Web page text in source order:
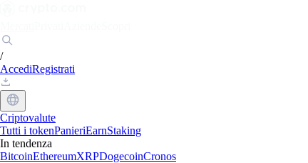
/
AccediRegistrati
Criptovalute
Tutti i tokenPanieriEarnStaking
In tendenza
BitcoinEthereumXRPDogecoinCronos